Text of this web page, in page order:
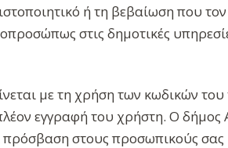
ή τη βεβαίωση που
στις δημοτικές
με τη χρήση των κωδικών
εγγραφή του χρήστη. Ο
πρόσβαση στους προσωπικούς